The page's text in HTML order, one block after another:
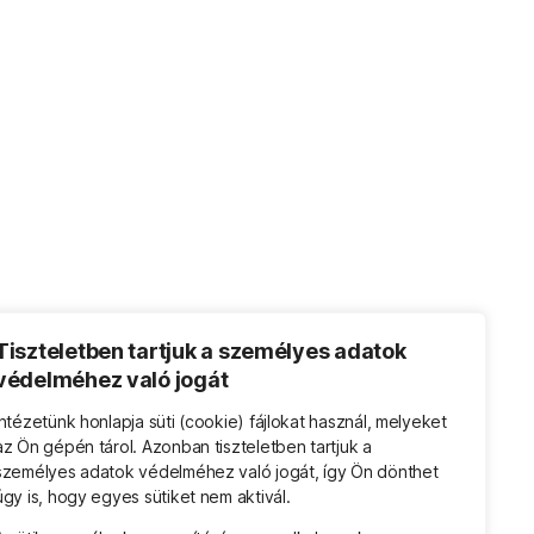
tartjuk a személyes adatok
való jogát
honlapja süti (cookie) fájlokat használ, melyeket
Ön gépén tárol. Azonban tiszteletben tartjuk a
adatok védelméhez való jogát, így Ön dönthet
is, hogy egyes sütiket nem aktivál.